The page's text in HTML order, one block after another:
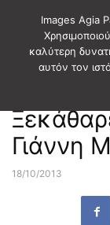
Αρχική
Γιάννη
18/10/2013
Images Agia
καλύτερη
αυτόν τον